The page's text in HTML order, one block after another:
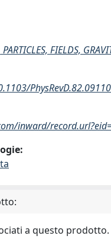
FIELDS,
inward/
a questo prodotto.